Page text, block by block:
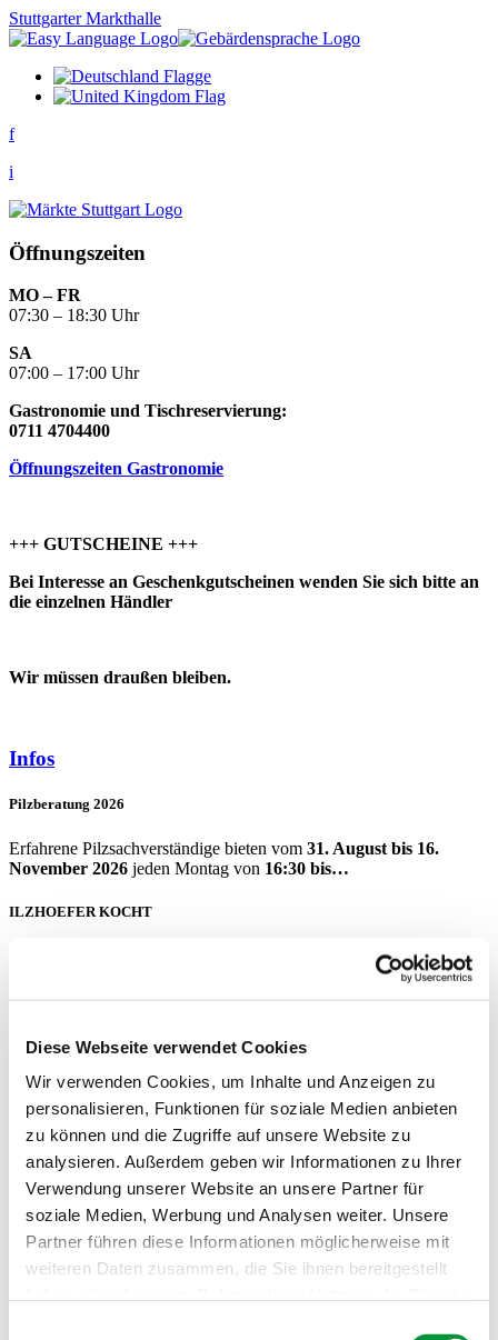
Diese Webseite verwendet Cookies
Wir verwenden Cookies, um Inhalte und Anzeigen zu
personalisieren, Funktionen für soziale Medien anbieten
zu können und die Zugriffe auf unsere Website zu
analysieren. Außerdem geben wir Informationen zu Ihrer
Verwendung unserer Website an unsere Partner für
soziale Medien, Werbung und Analysen weiter. Unsere
Partner führen diese Informationen möglicherweise mit
weiteren Daten zusammen, die Sie ihnen bereitgestellt
Stuttgarter Markthalle
f
i
Öffnungszeiten
MO – FR
07:30 – 18:30 Uhr
SA
07:00 – 17:00 Uhr
Gastronomie und Tischreservierung:
0711 4704400
Öffnungszeiten Gastronomie
+++ GUTSCHEINE +++
Bei Interesse an Geschenkgutscheinen wenden Sie sich bitte an
die einzelnen Händler
Wir müssen draußen bleiben.
Infos
Pilzberatung 2026
Erfahrene Pilzsachverständige bieten vom 31. August bis 16.
November 2026 jeden Montag von 16:30 bis…
ILZHOEFER KOCHT
Profil
Zahlen & Fakten
Gastronomie
Merz & Benzing
Händlerliste
Hallenplan
Service
Hätten Sie's gewusst?
Führungen